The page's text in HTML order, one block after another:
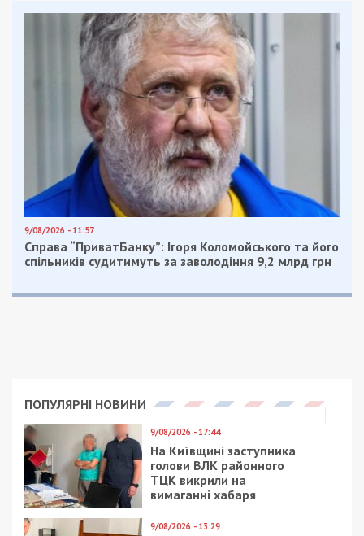
У другому епізоді фігуранти замовили за
кордоном засоби індивідуального захисту
неналежної якості. При цьому була здійснена
стовідсоткова передоплата та порушена
визначена інструкцією Міністерства процедура
здійснення контролю за якістю товару. У
результаті Збройні Сили України отримали
неякісні бронежилети, які не можна
використовувати у бою без загрози життю.
Це призвело не лише до втрати 222 мільйонів
гривень бюджетних коштів, а й до підриву
обороноздатності країни, загрози життю та
здоров’ю особового складу ЗСУ.
Колишнім посадовцям було повідомлено про
ЗСУ, розтраті майна в особливо великих
Санкція статті передбачає максимальне
покарання у вигляді позбавлення волі на строк
до 15 років.
Facebook
Telegram
Twitter
WhatsApp
ViberEmail
Категории: Головне за день,Суспільство
Метки:армия,гроші ЗСУ